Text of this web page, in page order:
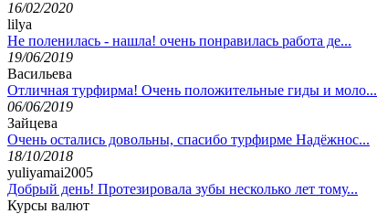
16/02/2020
lilya
Не поленилась - нашла! очень понравилась работа де...
19/06/2019
Васильева
Отличная турфирма! Очень положительные гиды и моло...
06/06/2019
Зайцева
Очень остались довольны, спасибо турфирме Надёжнос...
18/10/2018
yuliyamai2005
Добрый день! Протезировала зубы несколько лет тому...
Курсы валют